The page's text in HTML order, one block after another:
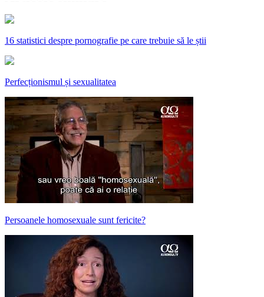
16 statistici despre pornografie pe care trebuie să le știi
Perfecționismul și sexualitatea
Persoanele homosexuale sunt fericite?